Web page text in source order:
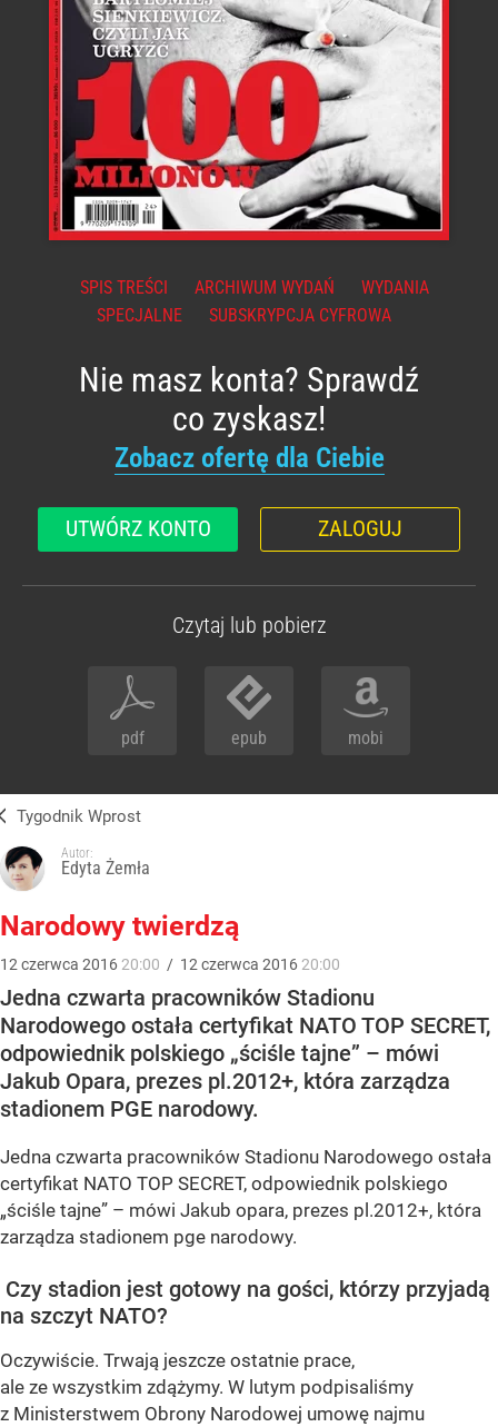
SPIS TREŚCI ARCHIWUM WYDAŃ
WYDANIA
SPECJALNE
SUBSKRYPCJA CYFROWA
Nie masz konta? Sprawdź
co zyskasz!
Zobacz ofertę dla Ciebie
UTWÓRZ KONTO ZALOGUJ
Czytaj lub pobierz
pdf epub mobi
Tygodnik Wprost
Autor:
Edyta Żemła
Narodowy twierdzą
12 czerwca 2016 20:00 / 12 czerwca 2016 20:00
Jedna czwarta pracowników Stadionu
Narodowego ostała certyfikat NATO TOP SECRET,
odpowiednik polskiego „ściśle tajne” – mówi
Jakub Opara, prezes pl.2012+, która zarządza
stadionem PGE narodowy.
Jedna czwarta pracowników Stadionu Narodowego ostała
certyfikat NATO TOP SECRET, odpowiednik polskiego
„ściśle tajne” – mówi Jakub opara, prezes pl.2012+, która
zarządza stadionem pge narodowy.
Czy stadion jest gotowy na gości, którzy przyjadą
na szczyt NATO?
Oczywiście. Trwają jeszcze ostatnie prace,
ale ze wszystkim zdążymy. W lutym podpisaliśmy
z Ministerstwem Obrony Narodowej umowę najmu